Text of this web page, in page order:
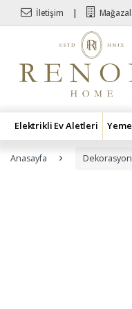
Skip to navigation
Skip to content
İletişim
Elektrikli Ev Aletleri
Anasayfa Dekorasyon